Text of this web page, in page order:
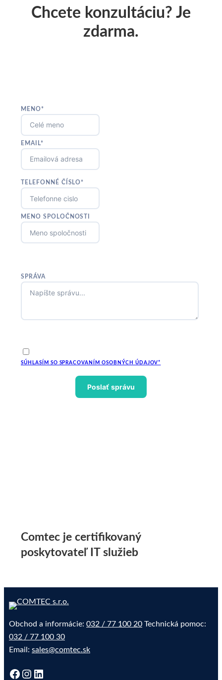
Chcete konzultáciu? Je
zdarma.
MENO*
EMAIL*
TELEFONNÉ ČÍSLO*
MENO SPOLOČNOSTI
SPRÁVA
SÚHLASÍM SO SPRACOVANÍM OSOBNÝCH ÚDAJOV*
Comtec je certifikovaný
poskytovateľ IT služieb
Obchod a informácie: 032 / 77 100 20 Technická pomoc:
032 / 77 100 30
Email: sales@comtec.sk
Facebook Instagram LinkedIn